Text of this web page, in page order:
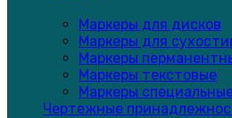
Маркеры для дисков
Маркеры для
Маркеры
Маркеры текстовые
Маркеры
Чертежные